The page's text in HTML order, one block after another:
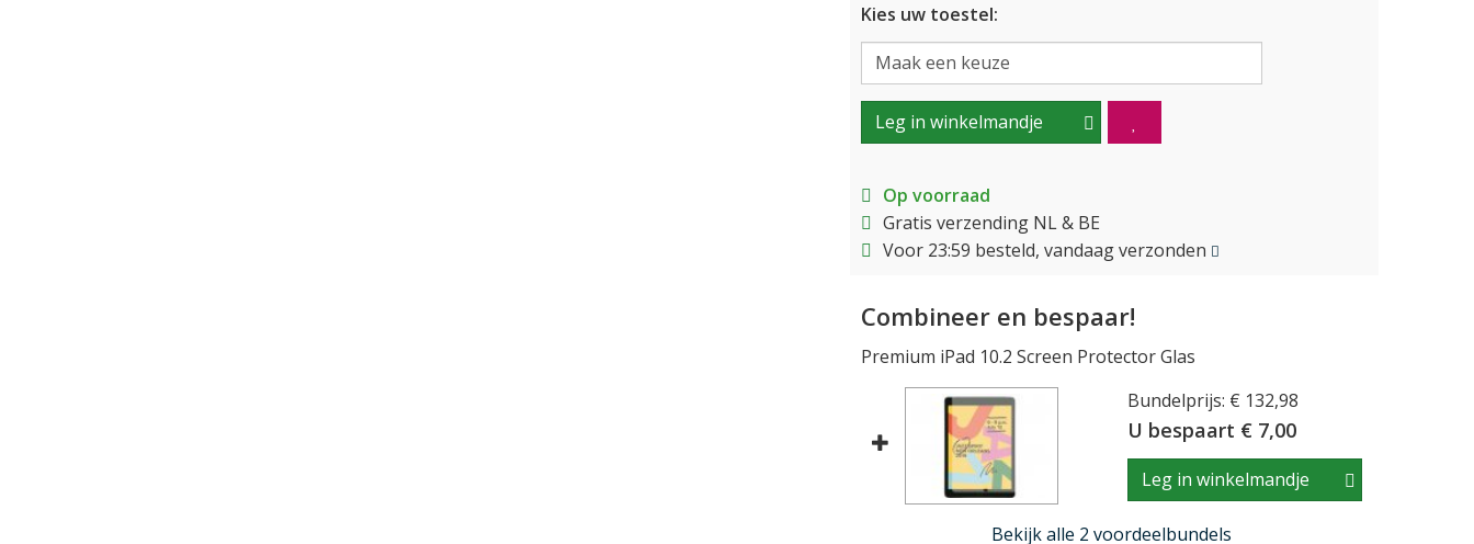
Kies uw toestel:
Leg in winkelmandje
Op voorraad
Gratis verzending NL & BE
Voor 23:59 besteld, vandaag verzonden
Combineer en bespaar!
Premium iPad 10.2 Screen Protector Glas
Bundelprijs: € 132,98
U bespaart € 7,00
Leg in winkelmandje
Bekijk alle 2 voordeelbundels